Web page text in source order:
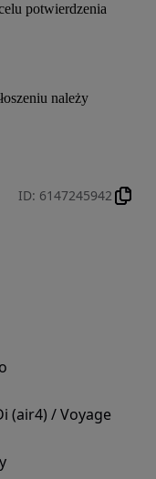
potwierdzenia
należy
ID: 6147245942
(air4) / Voyage